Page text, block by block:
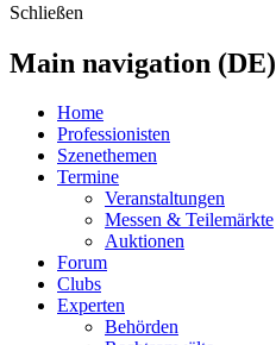
Schließen
Main navigation (DE)
Home
Professionisten
Szenethemen
Termine
Veranstaltungen
Messen & Teilemärkte
Auktionen
Forum
Clubs
Experten
Behörden